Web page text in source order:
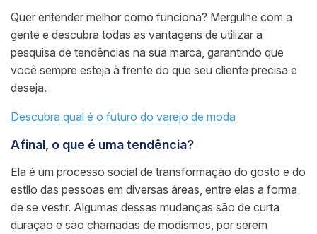
Quer entender melhor como funciona? Mergulhe com a
gente e descubra todas as vantagens de utilizar a
pesquisa de tendências na sua marca, garantindo que
você sempre esteja à frente do que seu cliente precisa e
deseja.
Descubra qual é o futuro do varejo de moda
Afinal, o que é uma tendência?
Ela é um processo social de transformação do gosto e do
estilo das pessoas em diversas áreas, entre elas a forma
de se vestir. Algumas dessas mudanças são de curta
duração e são chamadas de modismos, por serem